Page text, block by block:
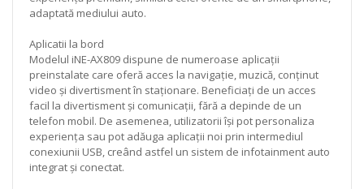
adaptată mediului auto.
Aplicatii la bord
Modelul iNE-AX809 dispune de numeroase aplicații
preinstalate care oferă acces la navigație, muzică, conținut
video și divertisment în staționare. Beneficiați de un acces
facil la divertisment și comunicații, fără a depinde de un
telefon mobil. De asemenea, utilizatorii își pot personaliza
experiența sau pot adăuga aplicații noi prin intermediul
conexiunii USB, creând astfel un sistem de infotainment auto
integrat și conectat.